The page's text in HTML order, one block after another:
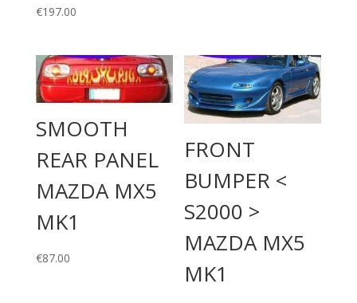
€197.00
SMOOTH
REAR PANEL
MAZDA MX5
MK1
€87.00
FRONT
BUMPER <
S2000 >
MAZDA MX5
MK1